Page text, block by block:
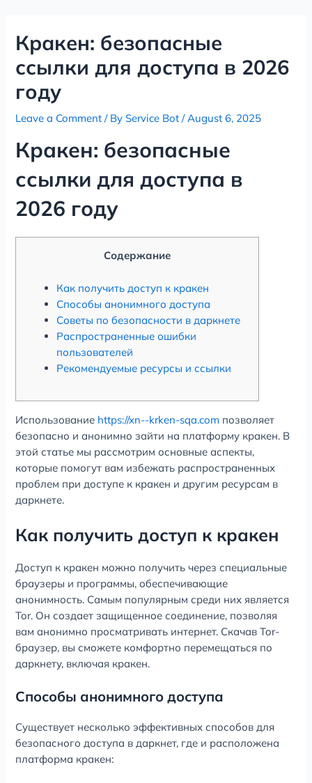
contentКракен: безопасные
ссылки для доступа в 2026
году
Leave a Comment / ByService Bot/August 6, 2025
Кракен: безопасные
ссылки для доступа в
2026 году
Содержание
Как получить доступ к кракен
Способы анонимного доступа
Советы по безопасности в даркнете
Распространенные ошибки
пользователей
Рекомендуемые ресурсы и ссылки
Использование https://xn--krken-sqa.com позволяет
безопасно и анонимно зайти на платформу кракен. В
этой статье мы рассмотрим основные аспекты,
которые помогут вам избежать распространенных
проблем при доступе к кракен и другим ресурсам в
даркнете.
Как получить доступ к кракен
Доступ к кракен можно получить через специальные
браузеры и программы, обеспечивающие
анонимность. Самым популярным среди них является
Tor. Он создает защищенное соединение, позволяя
вам анонимно просматривать интернет. Скачав Tor-
браузер, вы сможете комфортно перемещаться по
даркнету, включая кракен.
Способы анонимного доступа
Существует несколько эффективных способов для
безопасного доступа в даркнет, где и расположена
платформа кракен: